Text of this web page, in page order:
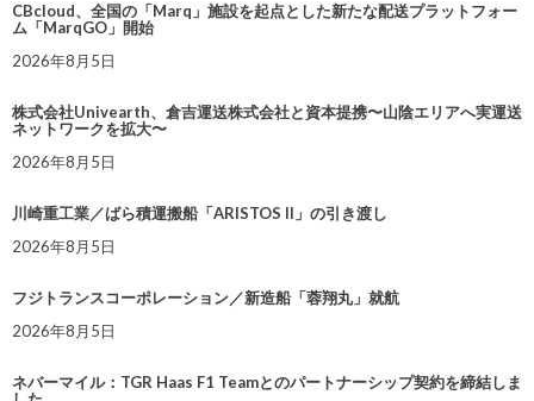
CBcloud、全国の「Marq」施設を起点とした新たな配送プラットフォー
ム「MarqGO」開始
2026年8月5日
株式会社Univearth、倉吉運送株式会社と資本提携〜山陰エリアへ実運送
ネットワークを拡大〜
2026年8月5日
川崎重工業／ばら積運搬船「ARISTOS II」の引き渡し
2026年8月5日
フジトランスコーポレーション／新造船「蓉翔丸」就航
2026年8月5日
ネバーマイル：TGR Haas F1 Teamとのパートナーシップ契約を締結しま